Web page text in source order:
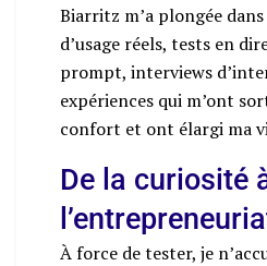
Biarritz m’a plongée
d’usage réels, tests en
prompt, interviews
expériences qui m’ont
confort et ont élargi ma
De la curiosité
À force de tester, je